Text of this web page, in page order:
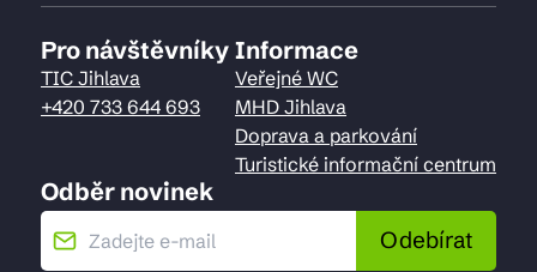
Pro návštěvníky
TIC Jihlava
+420 733 644 693
Informace
Veřejné WC
MHD Jihlava
Doprava a parkování
Turistické informační centrum
Odběr novinek
Odebírat